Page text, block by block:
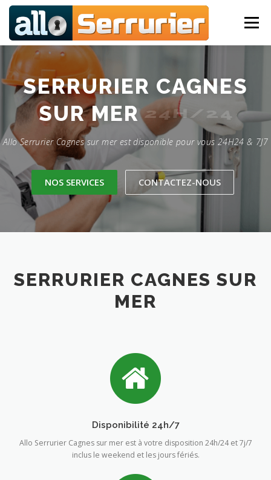
Aller au contenu
Menu
SERRURIER CAGNES SUR MER
OUVERTURE DE PORTE SERRURIER À CAGNES
SERRURIER À CROS DE CAGNES
SERRURIER CAGNES
SUR MER24H/24
Allo Serrurier Cagnes sur mer est disponible pour vous 24H24 & 7J7
NOS SERVICES CONTACTEZ-NOUS
SERRURIER CAGNES SUR
MER
Disponibilité 24h/7
Allo Serrurier Cagnes sur mer est à votre disposition 24h/24 et 7j/7
inclus le weekend et les jours fériés.